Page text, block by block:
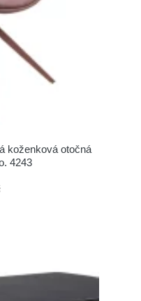
koženková otočná
4243